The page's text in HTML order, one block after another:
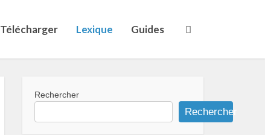
Télécharger Lexique Guides
Rechercher
Rechercher